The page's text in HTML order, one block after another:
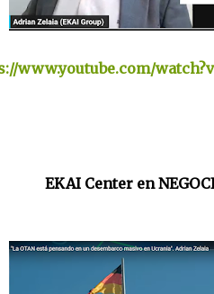
www.youtube.com/
EKAI Center en